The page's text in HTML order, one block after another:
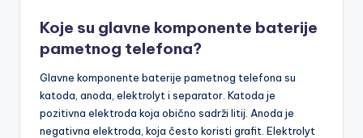
Koje su glavne komponente baterije
pametnog telefona?
Glavne komponente baterije pametnog telefona su
katoda, anoda, elektrolyt i separator. Katoda je
pozitivna elektroda koja obično sadrži litij. Anoda je
negativna elektroda, koja često koristi grafit. Elektrolyt